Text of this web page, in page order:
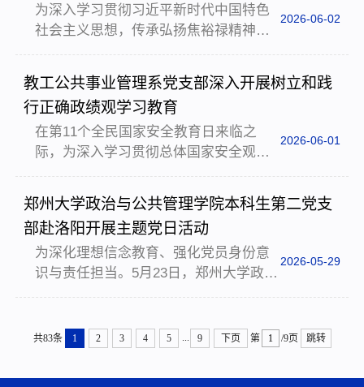
本期党校采取专题授课、案例教学、集
中研讨等方式开展，全院共有76名入党
积极分子参加学习。本期业余党校共设
五讲，邀请学校相关职能部门负责人及
学院党政领导、专家学者授课。第一讲
党课郑州大学党委组织...
习教育
为深入学习贯彻习近平新时代中国特色
社会主义思想，传承弘扬焦裕禄精神，
引导学院领导干部树立和践行正确政绩
观，5月28日，郑州大学政治与公共管理
学院党委书记于建军、院长孙远太带领
学院领导班子、党委委员及MPA 研究生
赴河南焦裕禄干部学院开展专题党性教
育活动，在沉浸式学习与现场教学中感
悟初心使命、汲取奋进力量。活动伊
始，全体人员参加沉浸式案例教学课程
《厚植——树立和践行正确政绩观做焦
裕禄式好干部》学习。课程...
2026-06-02
教工公共事业管理系党支部深入开展树立和践
行正确政绩观学习教育
在第‌11个‌全民国家安全教育日来临之
际，为深入学习贯彻总体国家安全观，
主题党日的方式，深入开展树立和践行
正确政绩观学习教育。本次活动采取与
郑州大学“国家安全”博士生理论宣讲团共
建的方式开展。理论宣讲团范克奇同
学，以粮食安全为主题，通过视频展示
和旁白讲解，以历史事件、现实案例为
安全体系中的表现形式和重要地位。宣
2026-06-01
郑州大学政治与公共管理学院本科生第二党支
部赴洛阳开展主题党日活动
为深化理想信念教育、强化党员身份意
识与责任担当。5月23日，郑州大学政治
师带领下，赴洛阳开展“追寻红色足迹 汲
2026-05-29
共83条 1 2 3 4 5 ... 9 下页 第 /9页 跳转